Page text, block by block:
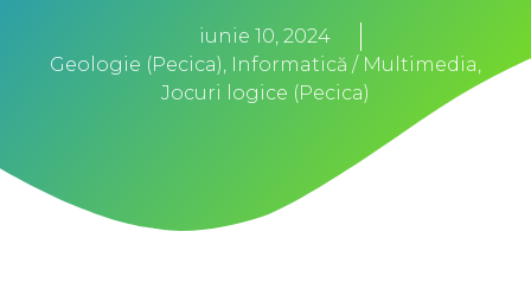
iunie 10, 2024
Geologie (Pecica), Informatică / Multimedia,
Jocuri logice (Pecica)